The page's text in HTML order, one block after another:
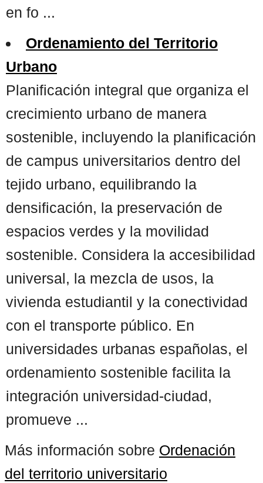
en fo ...
Ordenamiento del Territorio
Urbano
Planificación integral que organiza el
crecimiento urbano de manera
sostenible, incluyendo la planificación
de campus universitarios dentro del
tejido urbano, equilibrando la
densificación, la preservación de
espacios verdes y la movilidad
sostenible. Considera la accesibilidad
universal, la mezcla de usos, la
vivienda estudiantil y la conectividad
con el transporte público. En
universidades urbanas españolas, el
ordenamiento sostenible facilita la
integración universidad-ciudad,
promueve ...
Más información sobre Ordenación
del territorio universitario